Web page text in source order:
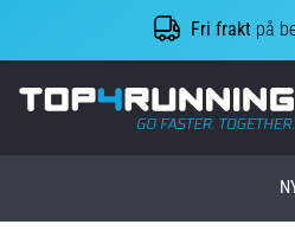
Fri frakt på